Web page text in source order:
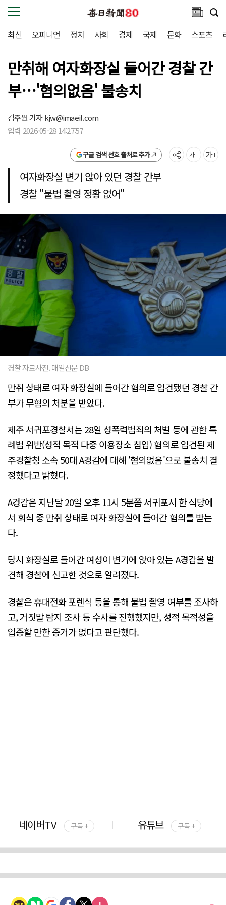
최신 오피니언 정치 사회 경제 국제 문화 스포츠
만취해 여자화장실 들어간 경찰 간
부…'혐의없음' 불송치
김주원 기자kjw@imaeil.com
입력 2026-05-28 14:27:57
구글 검색 선호 출처로 추가
여자화장실 변기 앉아 있던 경찰 간부
경찰 "불법 촬영 정황 없어"
경찰 자료사진. 매일신문 DB
만취 상태로 여자 화장실에 들어간 혐의로 입건됐던 경찰 간
부가 무혐의 처분을 받았다.
제주 서귀포경찰서는 28일 성폭력범죄의 처벌 등에 관한 특
례법 위반(성적 목적 다중 이용장소 침입) 혐의로 입건된 제
주경찰청 소속 50대 A경감에 대해 '혐의없음'으로 불송치 결
정했다고 밝혔다.
A경감은 지난달 20일 오후 11시 5분쯤 서귀포시 한 식당에
서 회식 중 만취 상태로 여자 화장실에 들어간 혐의를 받는
다.
당시 화장실로 들어간 여성이 변기에 앉아 있는 A경감을 발
견해 경찰에 신고한 것으로 알려졌다.
경찰은 휴대전화 포렌식 등을 통해 불법 촬영 여부를 조사하
고, 거짓말 탐지 조사 등 수사를 진행했지만, 성적 목적성을
입증할 만한 증거가 없다고 판단했다.
네이버TV 구독 + 유튜브 구독 +